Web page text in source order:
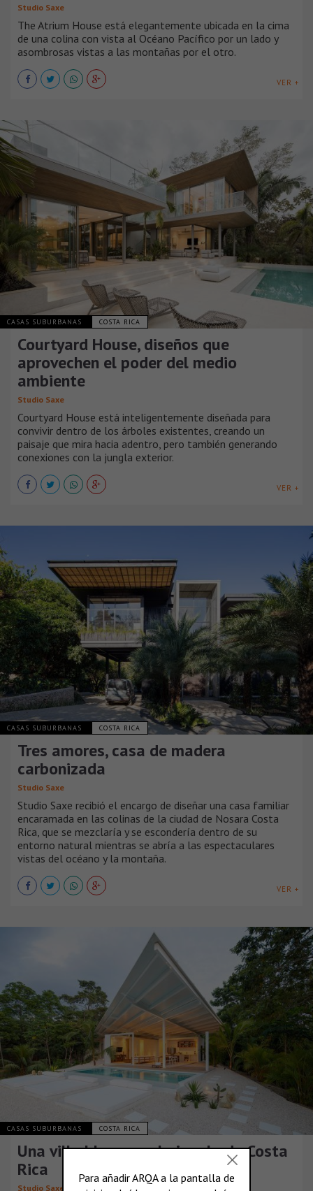
Studio Saxe
The Atrium House está elegantemente ubicada en la cima
de una colina con vista al Océano Pacífico por un lado y
asombrosas vistas a las montañas por el otro.
VER +
CASAS SUBURBANAS COSTA RICA
Courtyard House, diseños que
aprovechen el poder del medio
ambiente
Studio Saxe
Courtyard House está inteligentemente diseñada para
convivir dentro de los árboles existentes, creando un
paisaje que mira hacia adentro, pero también generando
conexiones con la jungla exterior.
VER +
CASAS SUBURBANAS COSTA RICA
Tres amores, casa de madera
carbonizada
Studio Saxe
Studio Saxe recibió el encargo de diseñar una casa familiar
encaramada en las colinas de la ciudad de Nosara Costa
Rica, que se mezclaría y se escondería dentro de su
entorno natural mientras se abría a las espectaculares
vistas del océano y la montaña.
VER +
CASAS SUBURBANAS COSTA RICA
Una villa blanca en la jungla de Costa
Rica
Studio Saxe